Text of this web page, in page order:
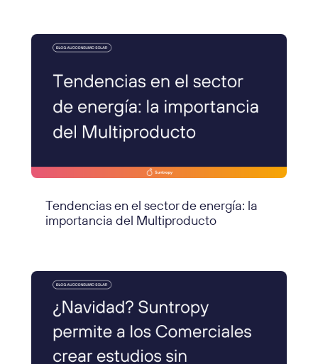
Tendencias en el sector de energía: la
importancia del Multiproducto